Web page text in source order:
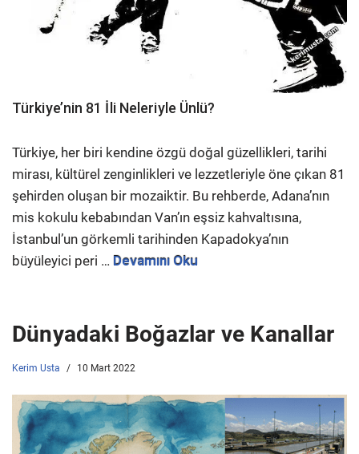
Türkiye’nin 81 İli Neleriyle Ünlü?
Türkiye, her biri kendine özgü doğal güzellikleri, tarihi
mirası, kültürel zenginlikleri ve lezzetleriyle öne çıkan 81
şehirden oluşan bir mozaiktir. Bu rehberde, Adana’nın
mis kokulu kebabından Van’ın eşsiz kahvaltısına,
İstanbul’un görkemli tarihinden Kapadokya’nın
büyüleyici peri … Devamını Oku
Dünyadaki Boğazlar ve Kanallar
Kerim Usta 10 Mart 2022